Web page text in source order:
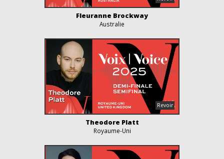
Fleuranne Brockway
Australie
Theodore Platt
Royaume-Uni